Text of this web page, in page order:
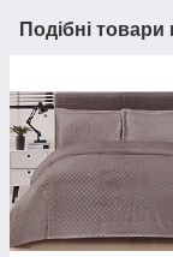
Подібні товари